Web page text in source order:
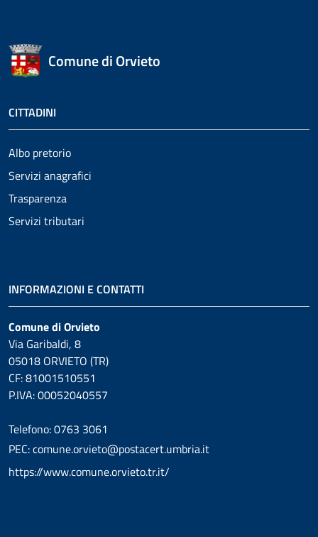
Comune di Orvieto
CITTADINI
Albo pretorio
Servizi anagrafici
Trasparenza
Servizi tributari
INFORMAZIONI E CONTATTI
Comune di Orvieto
Via Garibaldi, 8
05018 ORVIETO (TR)
CF: 81001510551
P.IVA: 00052040557
Telefono: 0763 3061
PEC: comune.orvieto@postacert.umbria.it
https://www.comune.orvieto.tr.it/